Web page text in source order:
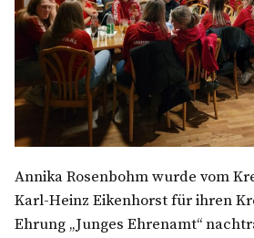
Annika Rosenbohm wurde vom
Karl-Heinz Eikenhorst für ihren
Ehrung „Junges Ehrenamt“